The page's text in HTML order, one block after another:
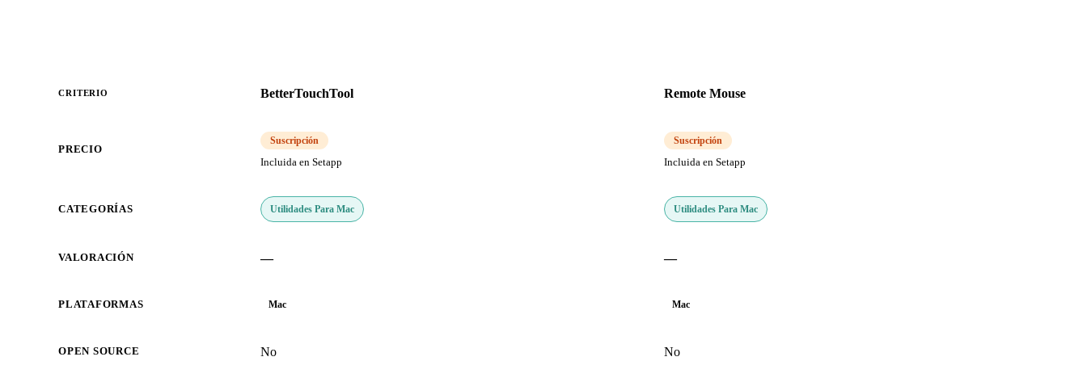
CRITERIO BetterTouchTool Remote Mouse
PRECIO
Suscripción
Incluida en Setapp
Suscripción
Incluida en Setapp
CATEGORÍAS Utilidades Para Mac Utilidades Para Mac
VALORACIÓN — —
PLATAFORMAS Mac Mac
OPEN SOURCE No No